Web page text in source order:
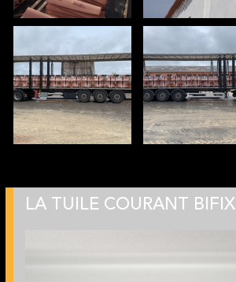
LA TUILE COURANT BIFIX